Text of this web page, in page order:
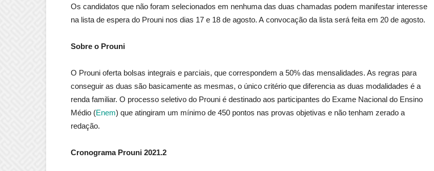
Os candidatos que não foram selecionados em nenhuma das duas chamadas podem manifestar interesse
na lista de espera do Prouni nos dias 17 e 18 de agosto. A convocação da lista será feita em 20 de agosto.
Sobre o Prouni
O Prouni oferta bolsas integrais e parciais, que correspondem a 50% das mensalidades. As regras para
conseguir as duas são basicamente as mesmas, o único critério que diferencia as duas modalidades é a
renda familiar. O processo seletivo do Prouni é destinado aos participantes do Exame Nacional do Ensino
Médio (Enem) que atingiram um mínimo de 450 pontos nas provas objetivas e não tenham zerado a
redação.
Cronograma Prouni 2021.2